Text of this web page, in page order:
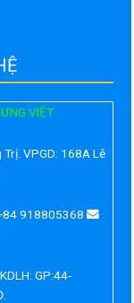
VIỆT
VPGD: 168A Lê
918805368
GP:44-